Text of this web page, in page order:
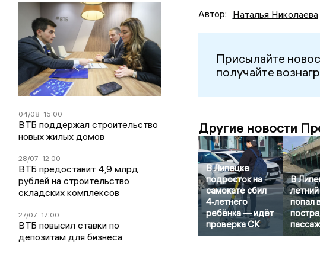
04/08 15:00
ВТБ поддержал строительство
новых жилых домов
28/07 12:00
ВТБ предоставит 4,9 млрд
рублей на строительство
складских комплексов
27/07 17:00
ВТБ повысил ставки по
депозитам для бизнеса
Автор: Наталья Николаева
Присылайте
получайте
Другие новости
В Липецке
подросток на
самокате сбил
4‑летнего
ребёнка — идёт
проверка СК
В
попал